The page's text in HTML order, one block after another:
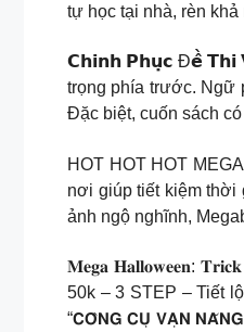
tự học tại nhà, rèn
𝗖𝗵𝗶𝗻𝗵 𝗣𝗵𝘂̣𝗰 Đ𝗲̂̀ 𝗧𝗵𝗶
trọng phía trước. Ngữ
Đặc biệt, cuốn sách
HOT HOT HOT
nơi giúp tiết kiệm thời
ảnh ngộ nghĩnh,
𝐌𝐞𝐠𝐚 𝐇𝐚𝐥𝐥𝐨𝐰𝐞𝐞𝐧:
50k – 3 STEP – Tiết
“𝗖𝗢̂𝗡𝗚 𝗖𝗨̣ 𝗩𝗔̣𝗡 𝗡𝗔̆𝗡𝗚